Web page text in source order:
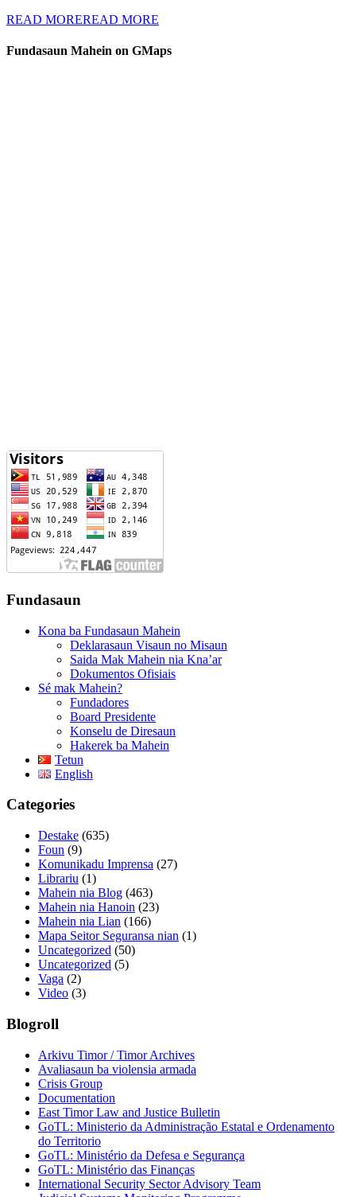
READ MOREREAD MORE
Fundasaun Mahein on GMaps
Fundasaun
Kona ba Fundasaun Mahein
Deklarasaun Visaun no Misaun
Saida Mak Mahein nia Kna’ar
Dokumentos Ofisiais
Sé mak Mahein?
Fundadores
Board Presidente
Konselu de Diresaun
Hakerek ba Mahein
Tetun
English
Categories
Destake (635)
Foun (9)
Komunikadu Imprensa (27)
Librariu (1)
Mahein nia Blog (463)
Mahein nia Hanoin (23)
Mahein nia Lian (166)
Mapa Seitor Seguransa nian (1)
Uncategorized (50)
Uncategorized (5)
Vaga (2)
Video (3)
Blogroll
Arkivu Timor / Timor Archives
Avaliasaun ba violensia armada
Crisis Group
Documentation
East Timor Law and Justice Bulletin
GoTL: Ministerio da Administração Estatal e Ordenamento
do Territorio
GoTL: Ministério da Defesa e Segurança
GoTL: Ministério das Finanças
International Security Sector Advisory Team